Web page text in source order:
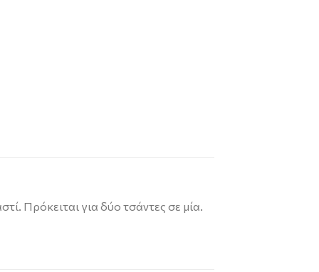
Πρόκειται για δύο τσάντες σε μία.